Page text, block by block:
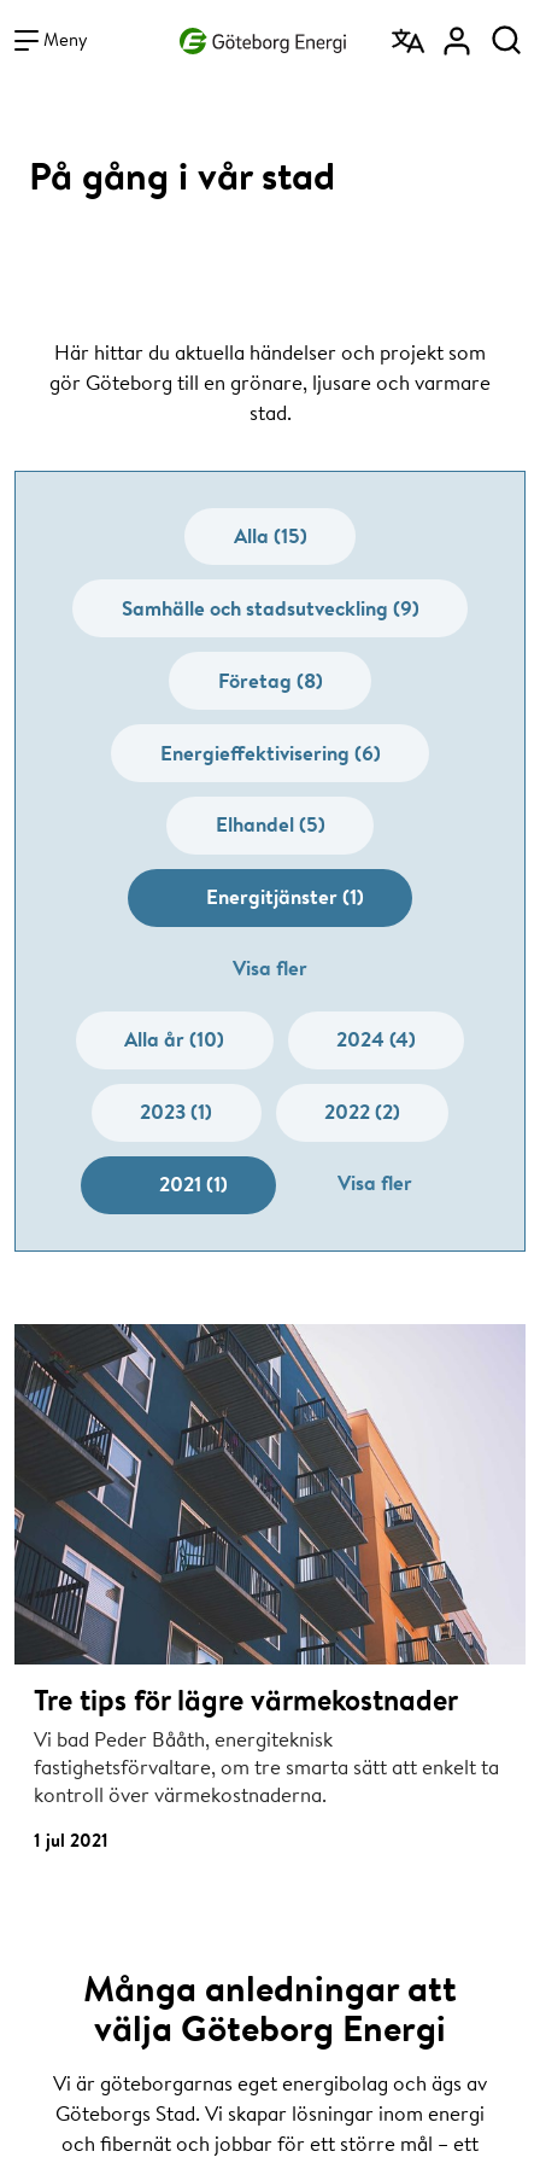
Meny
På gång i vår stad
Här hittar du aktuella händelser och projekt som
gör Göteborg till en grönare, ljusare och varmare
stad.
Alla (15)
Samhälle och stadsutveckling (9)
Företag (8)
Energieffektivisering (6)
Elhandel (5)
Energitjänster (1)
Visa fler
Alla år (10) 2024 (4)
2023 (1) 2022 (2)
2021 (1) Visa fler
Tre tips för lägre värmekostnader
Vi bad Peder Bååth, energiteknisk
fastighetsförvaltare, om tre smarta sätt att enkelt ta
kontroll över värmekostnaderna.
1 jul 2021
Många anledningar att
välja Göteborg Energi
Vi är göteborgarnas eget energibolag och ägs av
Göteborgs Stad. Vi skapar lösningar inom energi
och fibernät och jobbar för ett större mål – ett